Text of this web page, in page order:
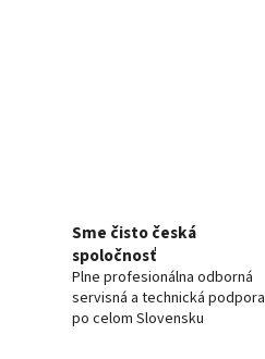
Sme čisto česká
spoločnosť
Plne profesionálna odborná
servisná a technická podpora
po celom Slovensku